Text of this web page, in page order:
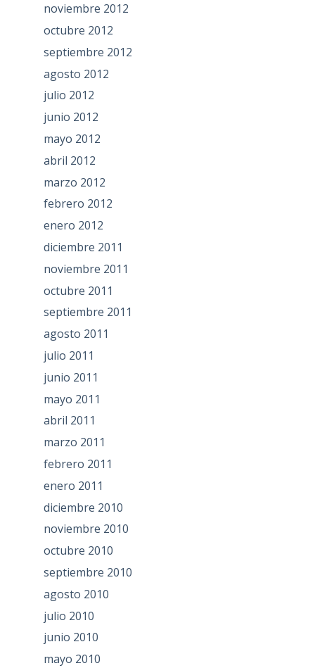
noviembre 2012
octubre 2012
septiembre 2012
agosto 2012
julio 2012
junio 2012
mayo 2012
abril 2012
marzo 2012
febrero 2012
enero 2012
diciembre 2011
noviembre 2011
octubre 2011
septiembre 2011
agosto 2011
julio 2011
junio 2011
mayo 2011
abril 2011
marzo 2011
febrero 2011
enero 2011
diciembre 2010
noviembre 2010
octubre 2010
septiembre 2010
agosto 2010
julio 2010
junio 2010
mayo 2010